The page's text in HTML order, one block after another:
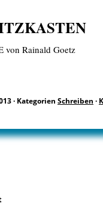
von Rainald Goetz
· Kategorien Schreiben ·